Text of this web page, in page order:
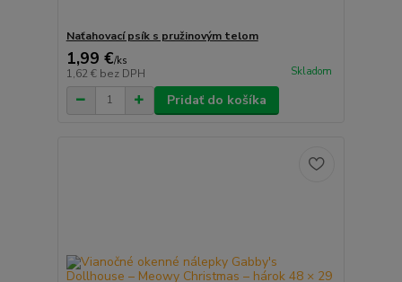
Naťahovací psík s pružinovým telom
1,99 €/ks
1,62 € bez DPH Skladom
Pridať do košíka